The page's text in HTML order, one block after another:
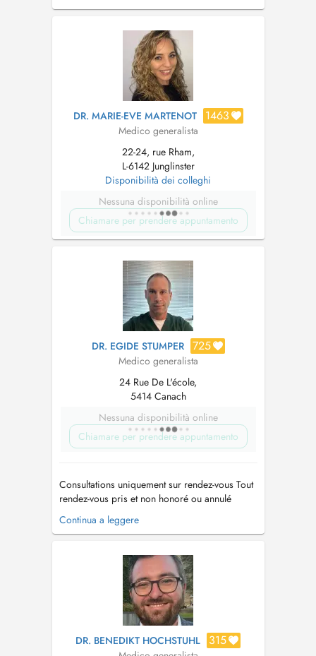
DR. MARIE-EVE MARTENOT 1463
Medico generalista
22-24, rue Rham,
L-6142 Junglinster
Disponibilità dei colleghi
Nessuna disponibilità online
Chiamare per prendere appuntamento
DR. EGIDE STUMPER 725
Medico generalista
24 Rue De L'école,
5414 Canach
Nessuna disponibilità online
Chiamare per prendere appuntamento
Consultations uniquement sur rendez-vous Tout
rendez-vous pris et non honoré ou annulé
moins de 4h avant l'heure convenue sera
facturé Les délégués médicaux peuvent prendre
cabinetmedicalcanach@gmail.com
Continua a leggere
DR. BENEDIKT HOCHSTUHL 315